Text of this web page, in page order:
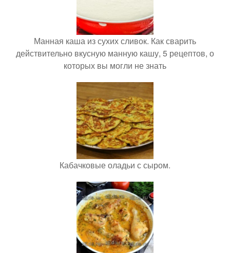
Манная каша из сухих сливок. Как сварить
действительно вкусную манную кашу, 5 рецептов, о
которых вы могли не знать
Кабачковые оладьи с сыром.